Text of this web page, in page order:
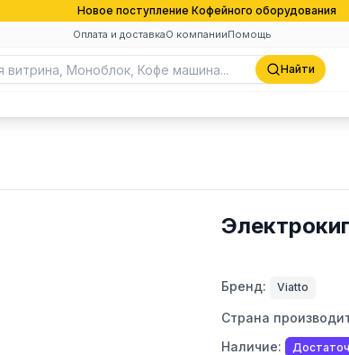
Новое поступление Кофейного оборудования
Оплата и доставкаО компанииПомощь
Найти
Бренд: Viatto
Страна
Наличие: